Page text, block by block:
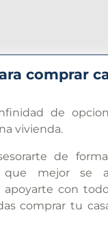
comprar
de
vivienda.
de
que mejor se
apoyarte con
comprar tu